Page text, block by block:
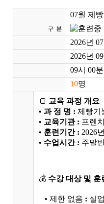
07월 제
2026년
2026년
09시 00
10명
🍞 교육 과정 개요
• 과 정 명 : 제빵기
• 교육기관 : 프렌
• 훈련기간 : 2026
• 수업시간 : 주말
💰 수강 대상 및 훈
• 제한 없음 : 실